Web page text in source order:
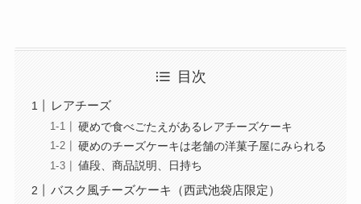
目次
レアチーズ
硬めで食べごたえがあるレアチーズケーキ
硬めのチーズケーキは老舗の洋菓子屋にみられる
値段、商品説明、日持ち
バスク風チーズケーキ（西武池袋店限定）